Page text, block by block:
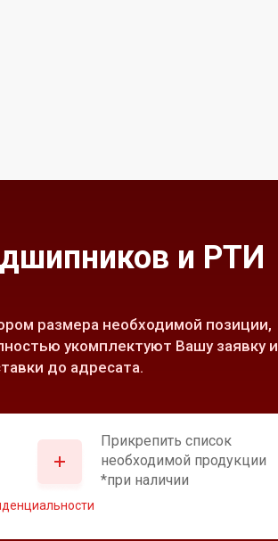
и РТИ
размера необходимой позиции,
укомплектуют Вашу заявку и
до адресата.
Прикрепить список
необходимой продукции
*при наличии